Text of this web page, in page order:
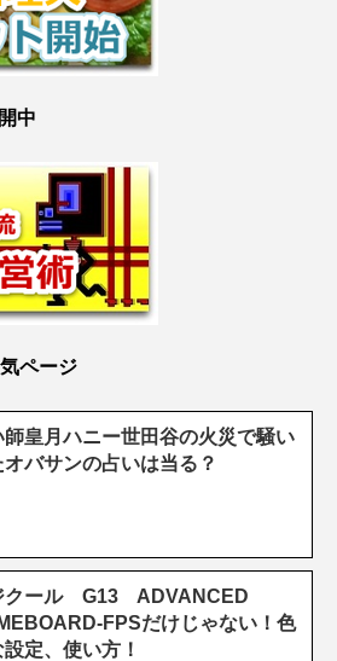
中
ページ
師皇月ハニー世田谷の火災で騒い
オバサンの占いは当る？
クール G13 ADVANCED
FPSだけじゃない！色
設定、使い方！